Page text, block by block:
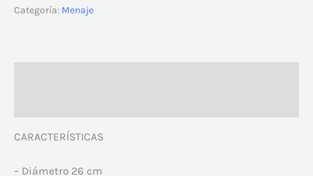
Categoría: Menaje
CARACTERÍSTICAS
– Diámetro 26 cm